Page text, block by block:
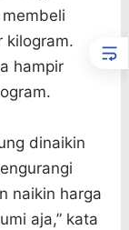
kilogram.
hampir
dinaikin
naikin harga
aja,” kata